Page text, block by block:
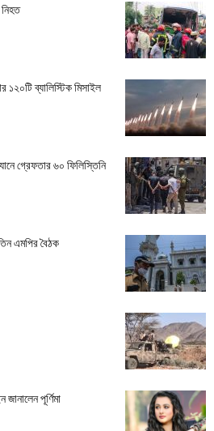
ব্যালিস্টিক মিসাইল
গ্রেফতার ৬০ ফিলিস্তিনি
এমপির বৈঠক
জানালেন পূর্ণিমা